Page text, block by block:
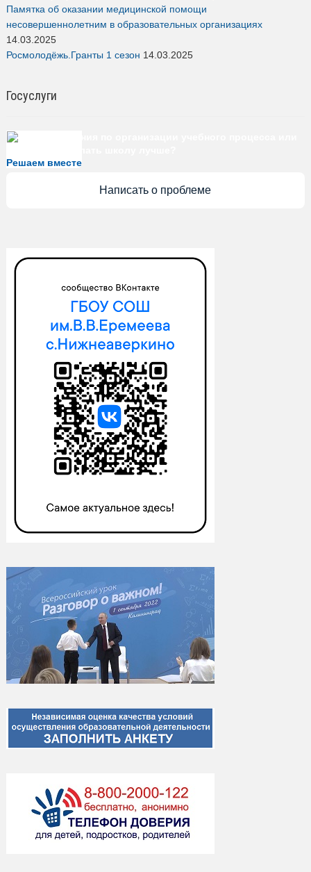
Памятка об оказании медицинской помощи
несовершеннолетним в образовательных организациях
14.03.2025
Росмолодёжь.Гранты 1 сезон 14.03.2025
Госуслуги
Решаем вместе
Есть предложения по организации учебного процесса или
Написать о проблеме